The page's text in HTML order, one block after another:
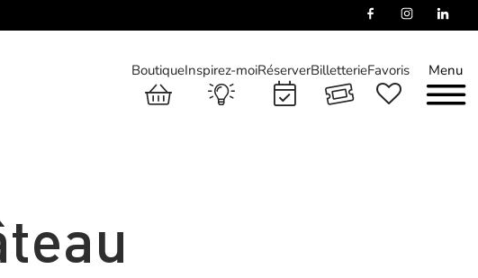
Menu
BoutiqueInspirez-moiRéserverBilletterieFavoris